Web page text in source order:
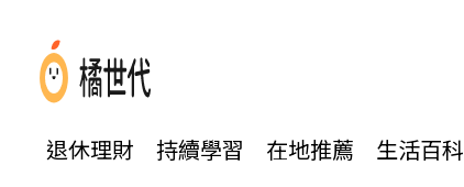
退休理財 持續學習 在地推薦 生活百科